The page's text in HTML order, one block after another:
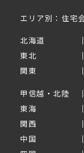
エリア別：住宅
北海道
東北
関東
甲信越・北陸
東海
関西
中国